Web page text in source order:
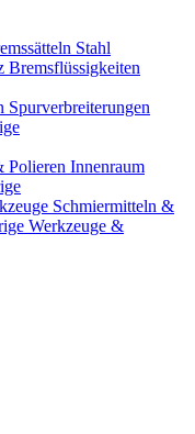
Stahl
Bremsflüssigkeiten
Spurverbreiterungen
Polieren Innenraum
Schmiermitteln &
Werkzeuge &